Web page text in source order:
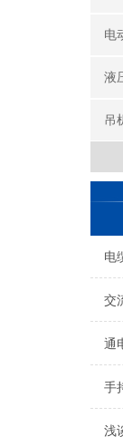
电
液
吊
电
交
通
手